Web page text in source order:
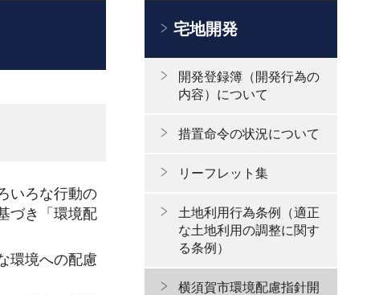
いろな行動の
づき「環境配
環境への配慮
宅地開発
開発登録簿（開発行為の
内容）について
措置命令の状況について
リーフレット集
土地利用行為条例（適正
な土地利用の調整に関す
る条例）
横須賀市環境配慮指針開